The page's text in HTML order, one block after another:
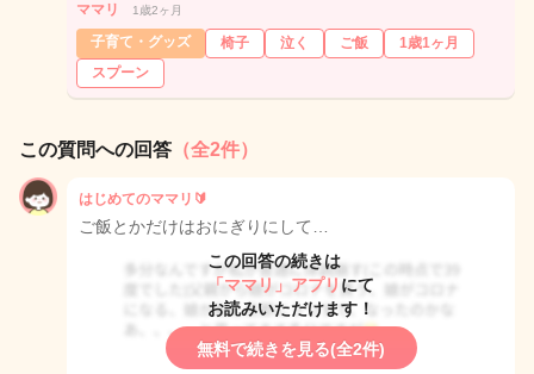
ママリ 1歳2ヶ月
子育て・グッズ 椅子 泣く ご飯
1歳1ヶ月
スプーン
この質問への回答 （全2件）
はじめてのママリ🔰
ご飯とかだけはおにぎりにして…
この回答の続きは
「ママリ」アプリ にて
お読みいただけます！
無料で続きを見る(全2件)